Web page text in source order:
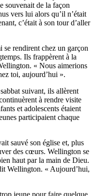
souvenait de la façon
vers lui alors qu’il n’était
c’était à son tour d’aller
rendirent chez un garçon
Ils frappèrent à la
« Nous aimerions
toi, aujourd’hui ».
suivant, ils allèrent
à rendre visite
et adolescents étaient
participaient chaque
sauvé son église et, plus
des cœurs. Wellington se
haut par la main de Dieu.
Wellington. « Aujourd’hui,
jeune pour faire quelque